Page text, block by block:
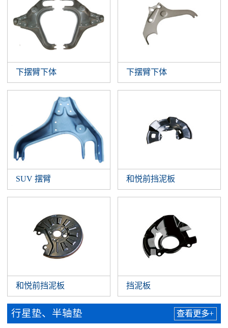
下摆臂下体 下摆臂下体
SUV 摆臂 和悦前挡泥板
和悦前挡泥板 挡泥板
行星垫、半轴垫 查看更多+